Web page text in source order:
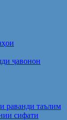
ҷавонон
раванди таълим
сифати